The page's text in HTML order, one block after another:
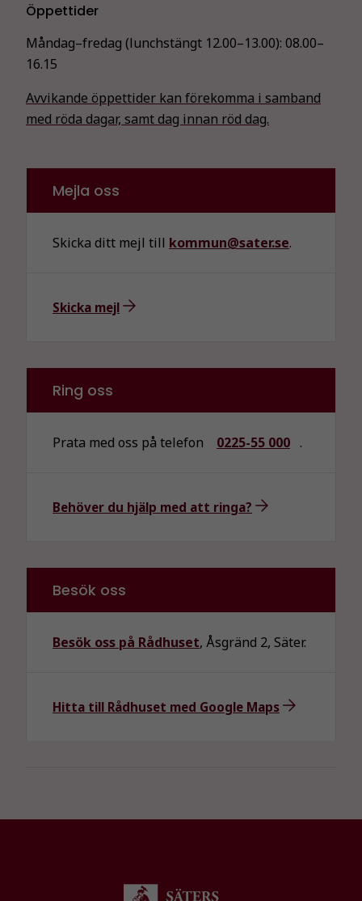
Öppettider
Måndag–fredag (lunchstängt 12.00–13.00): 08.00–
16.15
Avvikande öppettider kan förekomma i samband
med röda dagar, samt dag innan röd dag.
Mejla oss
Skicka ditt mejl till kommun@sater.se.
Skicka mejl
Ring oss
Prata med oss på telefon 0225-55 000 .
Behöver du hjälp med att ringa?
Besök oss
Besök oss på Rådhuset, Åsgränd 2, Säter.
Hitta till Rådhuset med Google Maps